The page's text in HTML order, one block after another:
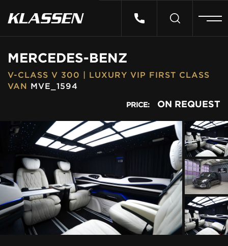
MERCEDES-BENZ
V-CLASS V 300 | LUXURY VIP FIRST CLASS
VAN MVE_1594
PRICE: ON REQUEST
VEHICLES
ABOUT US
CONTACT